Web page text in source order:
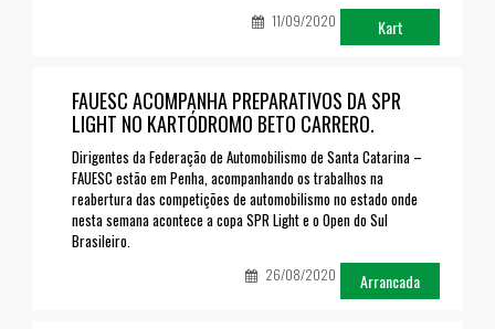
Kart
11/09/2020
FAUESC ACOMPANHA PREPARATIVOS DA SPR
LIGHT NO KARTÓDROMO BETO CARRERO.
Dirigentes da Federação de Automobilismo de Santa Catarina –
FAUESC estão em Penha, acompanhando os trabalhos na
reabertura das competições de automobilismo no estado onde
nesta semana acontece a copa SPR Light e o Open do Sul
Brasileiro.
Arrancada
26/08/2020